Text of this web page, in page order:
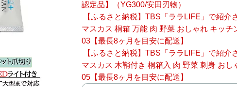
認定品】（YG300/安田刃物）
【ふるさと納税】TBS「ララLIFE」で紹
マスカス 桐箱 万能 肉 野菜 おしゃれ キッ
03【最長8ヶ月を目安に配送】
【ふるさと納税】TBS「ララLIFE」で紹
マスカス 木鞘付き 桐箱入 肉 野菜 刺身 お
05【最長8ヶ月を目安に配送】